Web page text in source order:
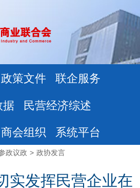
政策文件 联企服务
据 民营经济综述
商会组织 系统平台
政议政 > 政协发言
实发挥民营企业在